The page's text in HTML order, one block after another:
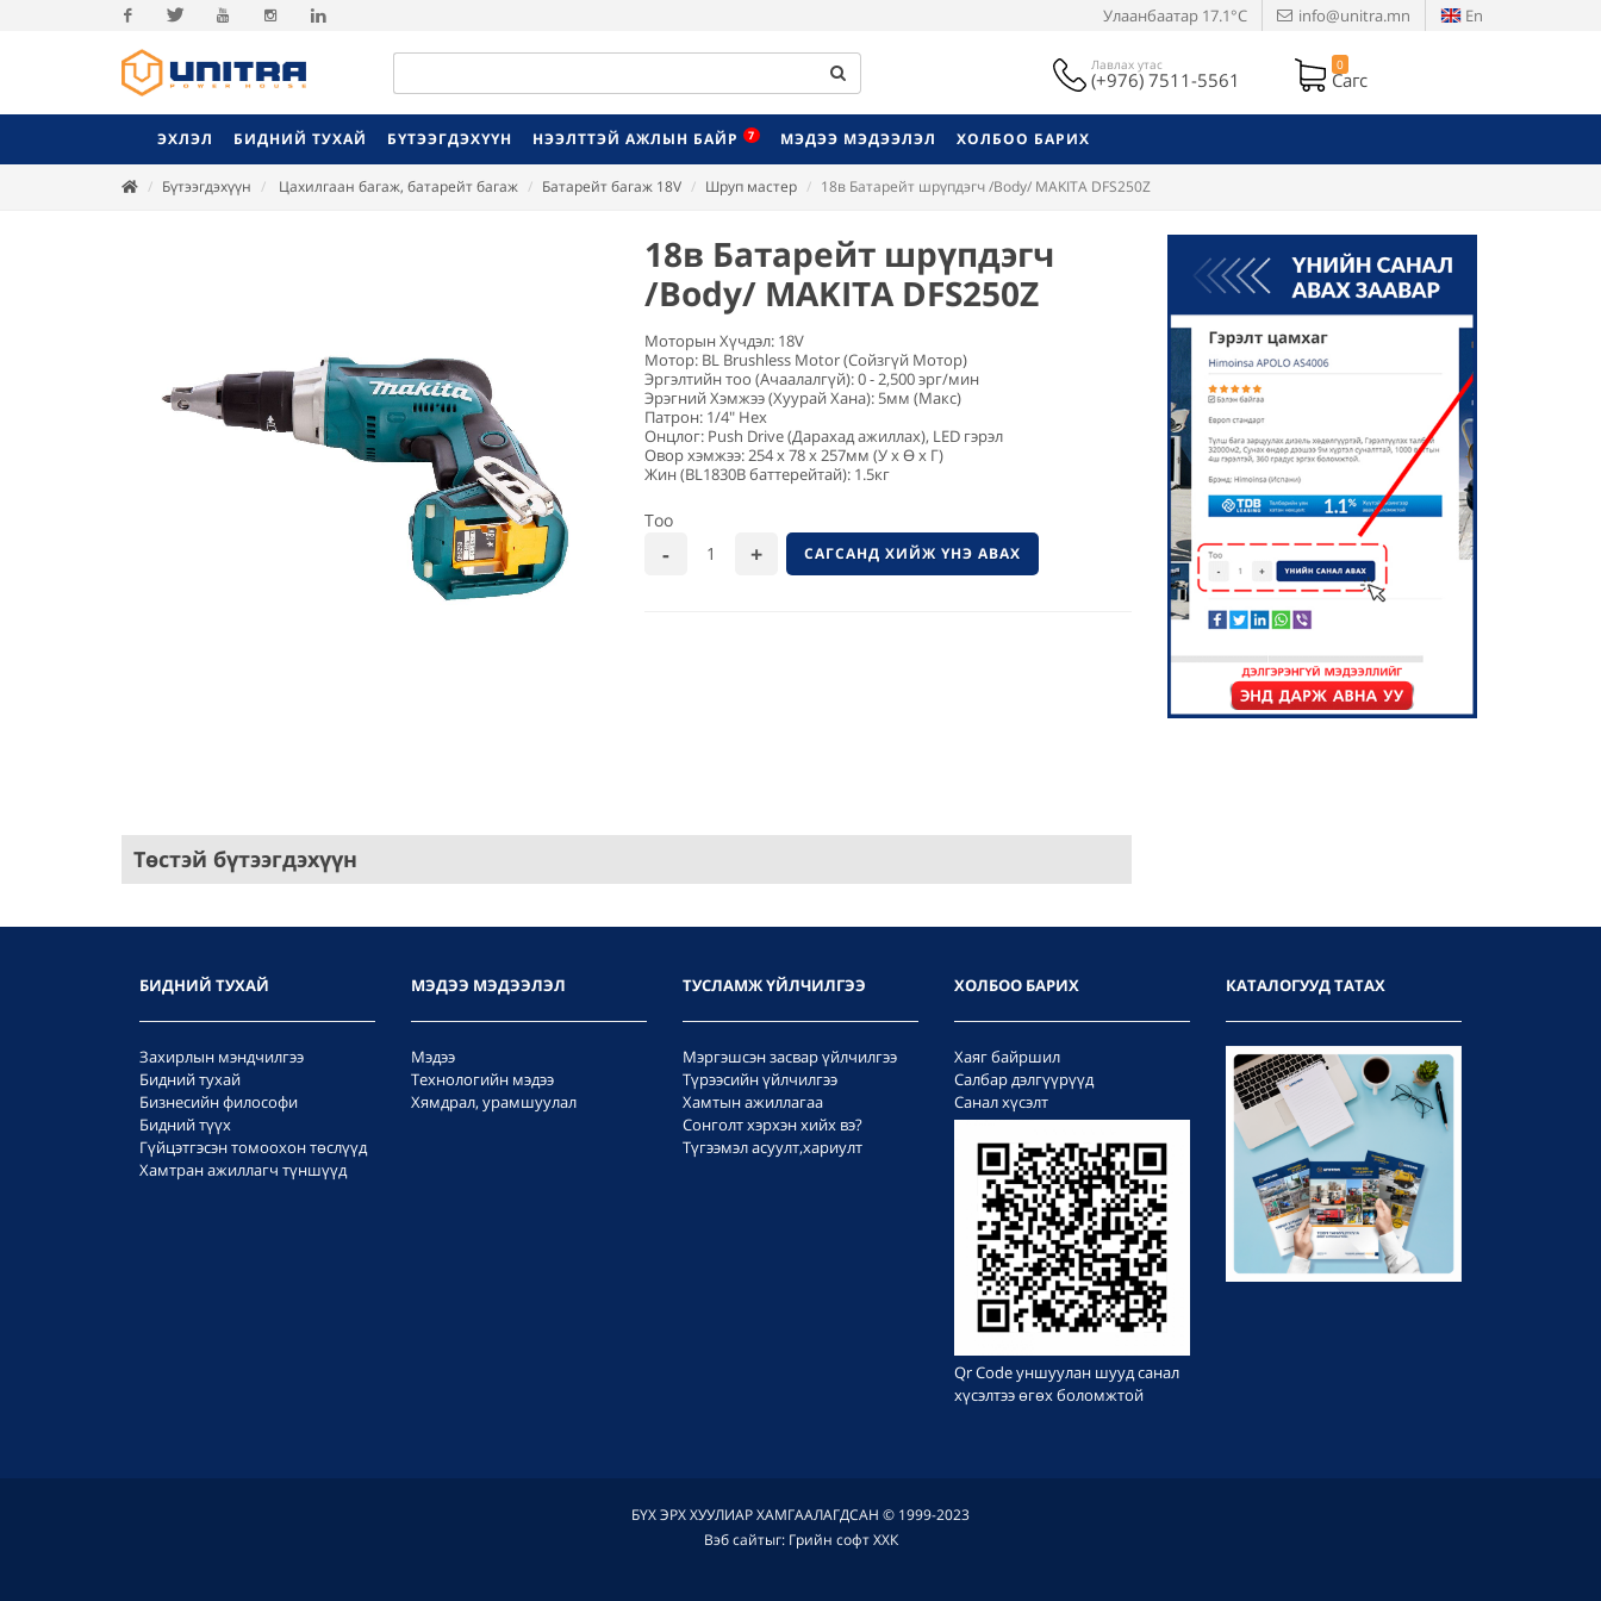
Facebook
Улаанбаатар 17.1°C info@unitra.mn En
Лавлах утас
(+976) 7511-5561
0
Сагс
ЭХЛЭЛ БИДНИЙ ТУХАЙ БҮТЭЭГДЭХҮҮН НЭЭЛТТЭЙ АЖЛЫН БАЙР 7 МЭДЭЭ МЭДЭЭЛЭЛ ХОЛБОО БАРИХ
Бүтээгдэхүүн Цахилгаан багаж, батарейт багаж Батарейт багаж 18V Шруп мастер 18в Батарейт шрүпдэгч /Body/ MAKITA DFS250Z
18в Батарейт шрүпдэгч
/Body/ MAKITA DFS250Z
Моторын Хүчдэл: 18V
Мотор: BL Brushless Motor (Сойзгүй Мотор)
Эргэлтийн тоо (Ачаалалгүй): 0 - 2,500 эрг/мин
Эрэгний Хэмжээ (Хуурай Хана): 5мм (Макс)
Патрон: 1/4" Hex
Онцлог: Push Drive (Дарахад ажиллах), LED гэрэл
Овор хэмжээ: 254 x 78 x 257мм (У x Ө x Г)
Жин (BL1830B баттерейтай): 1.5кг
Тоо
САГСАНД ХИЙЖ ҮНЭ АВАХ
Төстэй бүтээгдэхүүн
БИДНИЙ ТУХАЙ
Захирлын мэндчилгээ
Бидний тухай
Бизнесийн философи
Бидний түүх
Гүйцэтгэсэн томоохон төслүүд
Хамтран ажиллагч түншүүд
МЭДЭЭ МЭДЭЭЛЭЛ
Мэдээ
Технологийн мэдээ
Хямдрал, урамшуулал
ТУСЛАМЖ ҮЙЛЧИЛГЭЭ
Мэргэшсэн засвар үйлчилгээ
Түрээсийн үйлчилгээ
Хамтын ажиллагаа
Сонголт хэрхэн хийх вэ?
Түгээмэл асуулт,хариулт
ХОЛБОО БАРИХ
Хаяг байршил
Салбар дэлгүүрүүд
Санал хүсэлт
Qr Code уншуулан шууд санал
хүсэлтээ өгөх боломжтой
КАТАЛОГУУД ТАТАХ
БҮХ ЭРХ ХУУЛИАР ХАМГААЛАГДСАН © 1999-2023
Вэб сайтыг: Грийн софт ХХК